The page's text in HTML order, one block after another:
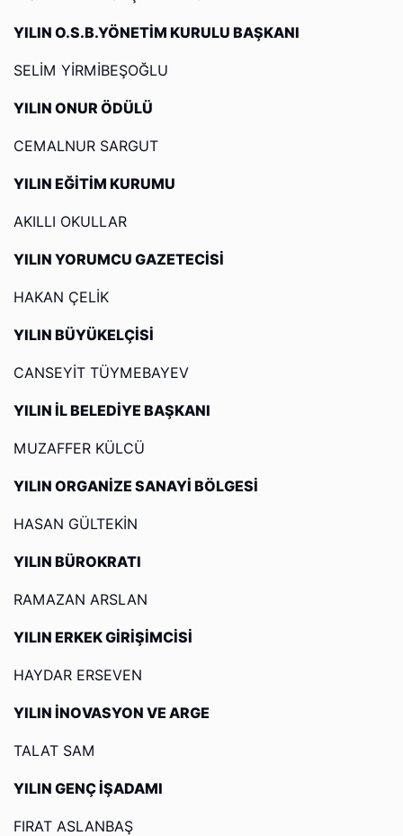
YILIN O.S.B.YÖNETİM KURULU BAŞKANI
SELİM YİRMİBEŞOĞLU
YILIN ONUR ÖDÜLÜ
CEMALNUR SARGUT
YILIN EĞİTİM KURUMU
AKILLI OKULLAR
YILIN YORUMCU GAZETECİSİ
HAKAN ÇELİK
YILIN BÜYÜKELÇİSİ
CANSEYİT TÜYMEBAYEV
YILIN İL BELEDİYE BAŞKANI
MUZAFFER KÜLCÜ
YILIN ORGANİZE SANAYİ BÖLGESİ
HASAN GÜLTEKİN
YILIN BÜROKRATI
RAMAZAN ARSLAN
YILIN ERKEK GİRİŞİMCİSİ
HAYDAR ERSEVEN
YILIN İNOVASYON VE ARGE
TALAT SAM
YILIN GENÇ İŞADAMI
FIRAT ASLANBAŞ